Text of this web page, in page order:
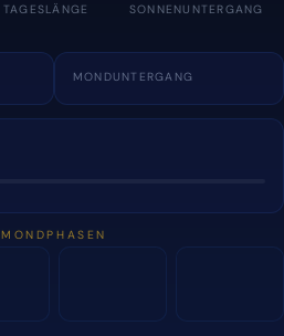
TAGESLÄNGE SONNENUNTERGANG
MONDUNTERGANG
MONDPHASEN